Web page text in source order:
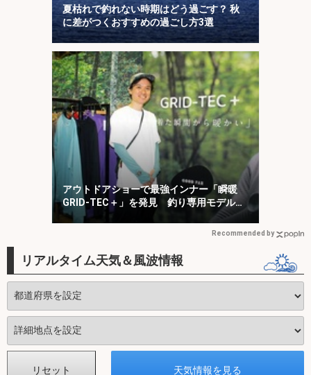
夏枯れで釣れない時期はどう過ごす？ 秋
に差がつくおすすめの過ごし方3選
アウトドアショーで最強インナー「瞬暖
GRID-TEC＋」を発見 釣り専用モデルも
登場
Recommended by
リアルタイム天気＆風波情報